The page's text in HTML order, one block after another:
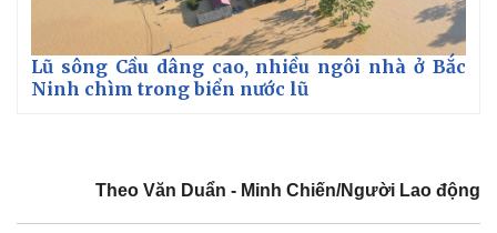
Lũ sông Cầu dâng cao, nhiều ngôi nhà ở Bắc
Ninh chìm trong biển nước lũ
Theo Văn Duẩn - Minh Chiến/Người Lao động